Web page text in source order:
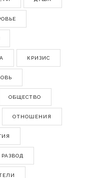
КРИЗИС
ОБЩЕСТВО
ОТНОШЕНИЯ
РАЗВОД